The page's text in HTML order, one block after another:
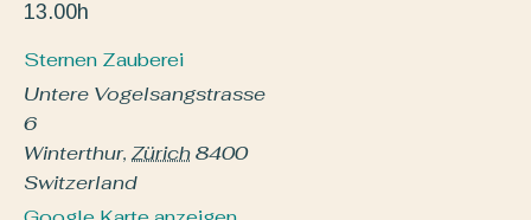
13.00h
Sternen Zauberei
Untere Vogelsangstrasse
6
Winterthur, Zürich8400
Switzerland